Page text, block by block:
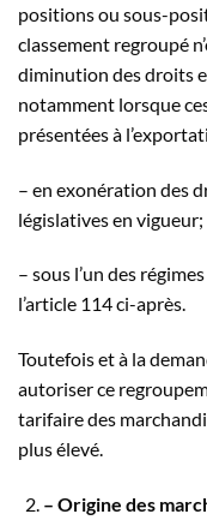
positions ou sous-
classement regroupé
diminution des droits
notamment lorsque
présentées à
– en exonération des
législatives en vigueur;
– sous l’un des
l’article 114 ci-après.
Toutefois et à la
autoriser ce
tarifaire des
plus élevé.
– Origine des